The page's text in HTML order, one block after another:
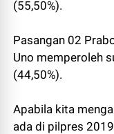
(55,50%).
Pasangan 02
Uno memperoleh
(44,50%).
Apabila kita
ada di pilpres